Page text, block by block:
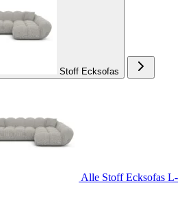
Stoff Ecksofas
Alle Stoff Ecksofas L-